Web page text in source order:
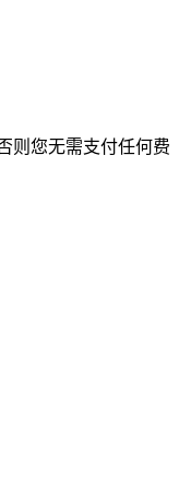
则您无需支付任何费